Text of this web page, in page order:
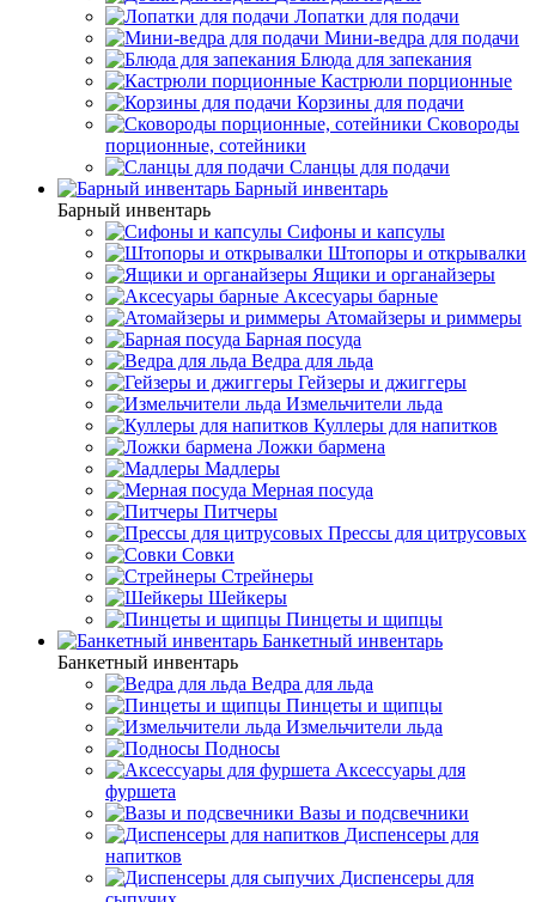
Лопатки для подачи
Мини-ведра для подачи
Блюда для запекания
Кастрюли порционные
Корзины для подачи
Сковороды
порционные, сотейники
Сланцы для подачи
Барный инвентарь
Барный инвентарь
Сифоны и капсулы
Штопоры и открывалки
Ящики и органайзеры
Аксесуары барные
Атомайзеры и риммеры
Барная посуда
Ведра для льда
Гейзеры и джиггеры
Измельчители льда
Куллеры для напитков
Ложки бармена
Мадлеры
Мерная посуда
Питчеры
Прессы для цитрусовых
Совки
Стрейнеры
Шейкеры
Пинцеты и щипцы
Банкетный инвентарь
Банкетный инвентарь
Ведра для льда
Пинцеты и щипцы
Измельчители льда
Подносы
Аксессуары для
фуршета
Вазы и подсвечники
Диспенсеры для
напитков
Диспенсеры для